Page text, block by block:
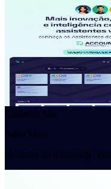
LinkedIn Ads
Saiba Mais
IA nativa na Accountfy: